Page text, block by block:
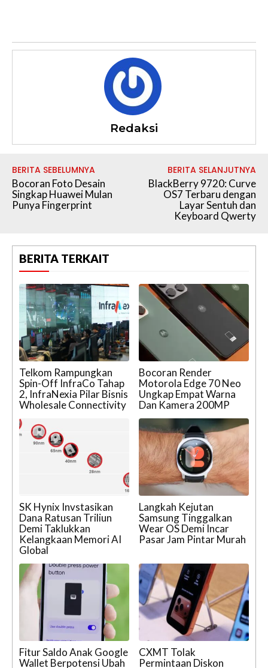
Redaksi
BERITA SEBELUMNYA
Bocoran Foto Desain
Singkap Huawei Mulan
Punya Fingerprint
BERITA SELANJUTNYA
BlackBerry 9720: Curve
OS7 Terbaru dengan
Layar Sentuh dan
Keyboard Qwerty
BERITA TERKAIT
Telkom Rampungkan
Spin-Off InfraCo Tahap
2, InfraNexia Pilar Bisnis
Wholesale Connectivity
Bocoran Render
Motorola Edge 70 Neo
Ungkap Empat Warna
Dan Kamera 200MP
SK Hynix Invstasikan
Dana Ratusan Triliun
Demi Taklukkan
Kelangkaan Memori AI
Global
Langkah Kejutan
Samsung Tinggalkan
Wear OS Demi Incar
Pasar Jam Pintar Murah
Fitur Saldo Anak Google
Wallet Berpotensi Ubah
CXMT Tolak
Permintaan Diskon